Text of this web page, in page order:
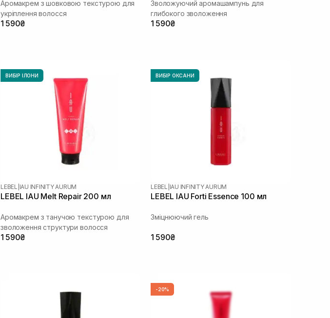
Аромакрем з шовковою текстурою для
укріплення волосся
1 590₴
Зволожуючий аромашампунь для
глибокого зволоження
1 590₴
ВИБІР ІЛОНИ
LEBEL IAU INFINITY AURUM
LEBEL IAU Melt Repair 200 мл
Аромакрем з танучою текстурою для
зволоження структури волосся
1 590₴
ВИБІР ОКСАНИ
LEBEL IAU INFINITY AURUM
LEBEL IAU Forti Essence 100 мл
Зміцнюючий гель
1 590₴
-20%